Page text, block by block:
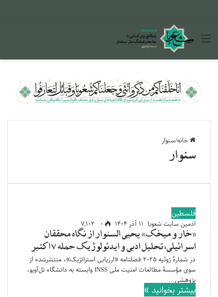
منو
خانه/سنوار
سنوار
فلسطین
ادمین سایت شعوبا ۱۱ آذر ۱۴۰۴ ۰
«خار و میخک» یحیی السنوار از نگاه محققان
اسرائیلی: تحلیل ادبی و ایدئولوژیک حمله ۷ اکتبر
در شمارهٔ ژوئیه ۲۰۲۵ فصلنامه «ارزیابی استراتژیک»، منتشرشده از
سوی مؤسسهٔ مطالعات امنیت ملی INSS وابسته به دانشگاه تل‌آویو،
پژوهشی…
بیشتر بخوانید »